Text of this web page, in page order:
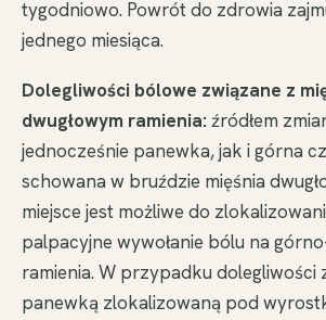
tygodniowo. Powrót do zdrowia
jednego miesiąca.
Dolegliwości bólowe związane z
dwugłowym ramienia: źródłem
jednocześnie panewka, jak i górna
schowana w bruździe mięśnia
miejsce jest możliwe do
palpacyjne wywołanie bólu na
ramienia. W przypadku dolegliwości
panewką zlokalizowaną pod